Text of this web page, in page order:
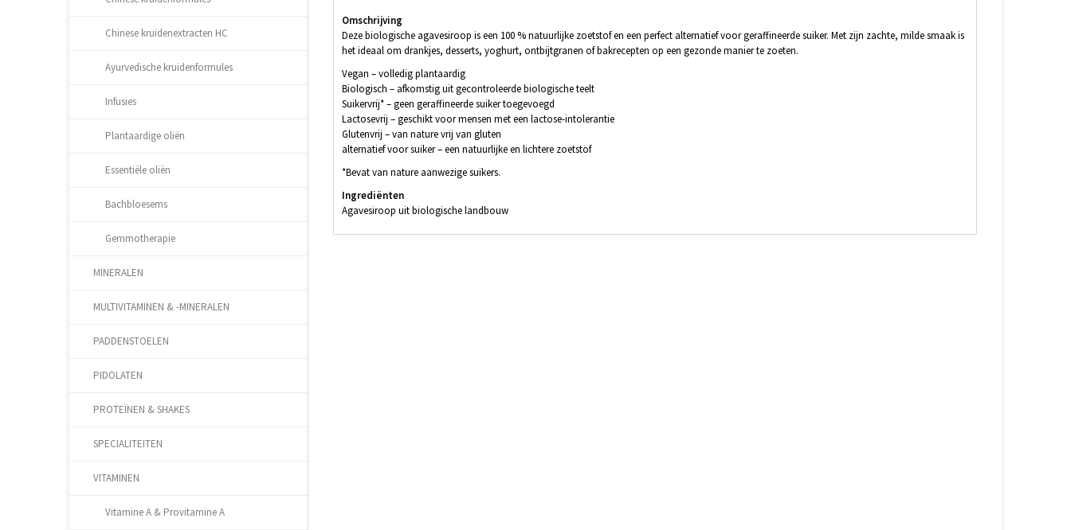
Chinese kruidenextracten HC
Ayurvedische kruidenformules
Infusies
Plantaardige oliën
Essentiële oliën
Bachbloesems
Gemmotherapie
MINERALEN
MULTIVITAMINEN & -MINERALEN
PADDENSTOELEN
PIDOLATEN
PROTEÏNEN & SHAKES
SPECIALITEITEN
VITAMINEN
Vitamine A & Provitamine A
Omschrijving
Deze biologische agavesiroop is een 100 % natuurlijke zoetstof en een perfect alternatief voor geraffineerde suiker. Met zijn zachte, milde smaak is
het ideaal om drankjes, desserts, yoghurt, ontbijtgranen of bakrecepten op een gezonde manier te zoeten.
Vegan – volledig plantaardig
Biologisch – afkomstig uit gecontroleerde biologische teelt
Suikervrij* – geen geraffineerde suiker toegevoegd
Lactosevrij – geschikt voor mensen met een lactose-intolerantie
Glutenvrij – van nature vrij van gluten
alternatief voor suiker – een natuurlijke en lichtere zoetstof
*Bevat van nature aanwezige suikers.
Ingrediënten
Agavesiroop uit biologische landbouw